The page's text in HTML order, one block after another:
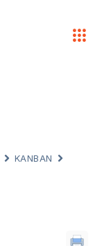
KANBAN